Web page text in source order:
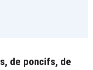
de poncifs, de